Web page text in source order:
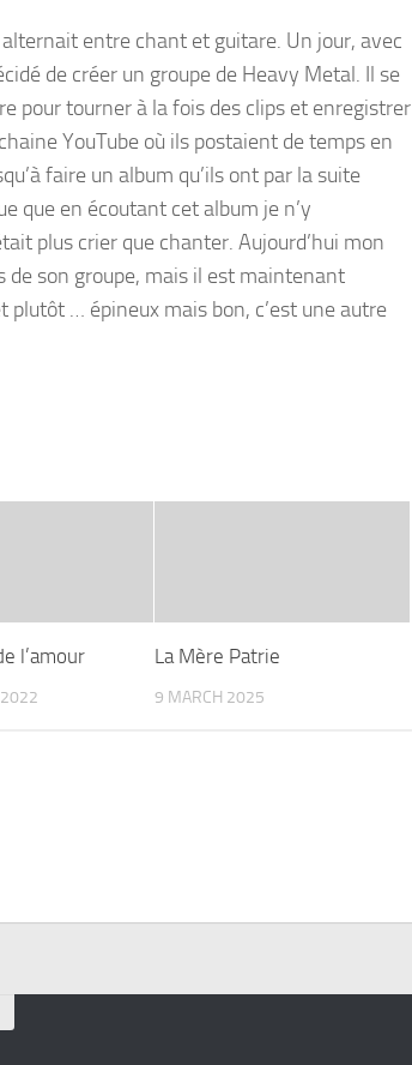
entre chant et guitare. Un jour, avec
de créer un groupe de Heavy Metal. Il se
pour tourner à la fois des clips et enregistrer
YouTube où ils postaient de temps en
faire un album qu’ils ont par la suite
que en écoutant cet album je n’y
plus crier que chanter. Aujourd’hui mon
son groupe, mais il est maintenant
plutôt … épineux mais bon, c’est une autre
l’amour La Mère Patrie
9 MARCH 2025